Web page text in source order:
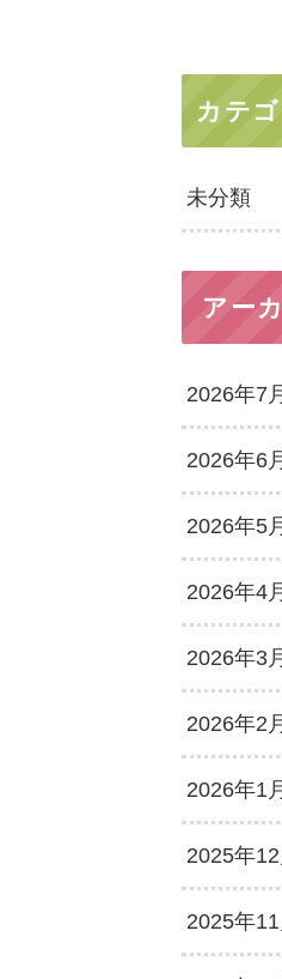
カテ
未分類
アー
2026年7月
2026年6月
2026年5月
2026年4月
2026年3月
2026年2月
2026年1月
2025年12
2025年11